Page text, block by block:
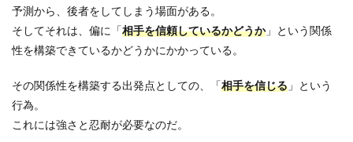
予測から、後者をしてしまう場面がある。
そしてそれは、偏に「相手を信頼しているかどうか」という関係
性を構築できているかどうかにかかっている。
その関係性を構築する出発点としての、「相手を信じる 」という
行為。
これには強さと忍耐が必要なのだ。